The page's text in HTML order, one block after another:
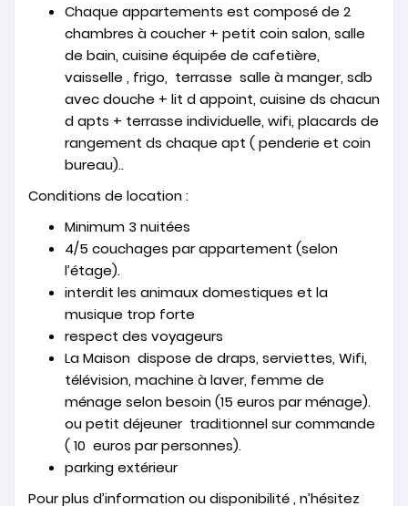
Chaque appartements est composé de 2
chambres à coucher + petit coin salon, salle
de bain, cuisine équipée de cafetière,
vaisselle , frigo, terrasse salle à manger, sdb
avec douche + lit d appoint, cuisine ds chacun
d apts + terrasse individuelle, wifi, placards de
rangement ds chaque apt ( penderie et coin
bureau)..
Conditions de location :
Minimum 3 nuitées
4/5 couchages par appartement (selon
l’étage).
interdit les animaux domestiques et la
musique trop forte
respect des voyageurs
La Maison dispose de draps, serviettes, Wifi,
télévision, machine à laver, femme de
ménage selon besoin (15 euros par ménage).
ou petit déjeuner traditionnel sur commande
( 10 euros par personnes).
parking extérieur
Pour plus d’information ou disponibilité , n’hésitez